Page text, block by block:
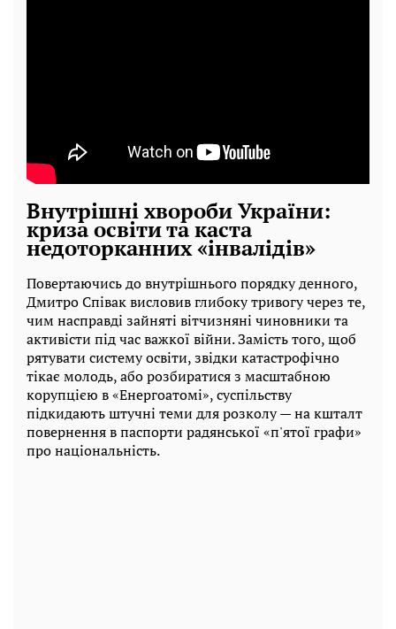
Внутрішні хвороби України:
криза освіти та каста
недоторканних «інвалідів»
Повертаючись до внутрішнього порядку денного,
Дмитро Співак висловив глибоку тривогу через те,
чим насправді зайняті вітчизняні чиновники та
активісти під час важкої війни. Замість того, щоб
рятувати систему освіти, звідки катастрофічно
тікає молодь, або розбиратися з масштабною
корупцією в «Енергоатомі», суспільству
підкидають штучні теми для розколу — на кшталт
повернення в паспорти радянської «п'ятої графи»
про національність.